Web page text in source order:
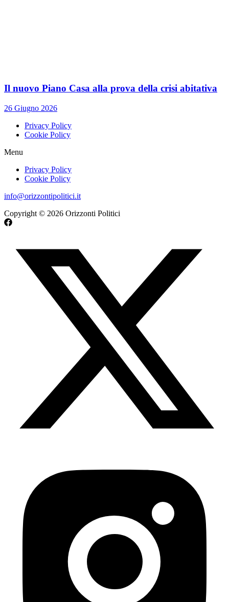
Il nuovo Piano Casa alla prova della crisi abitativa
26 Giugno 2026
Privacy Policy
Cookie Policy
Menu
Privacy Policy
Cookie Policy
info@orizzontipolitici.it
Copyright © 2026 Orizzonti Politici